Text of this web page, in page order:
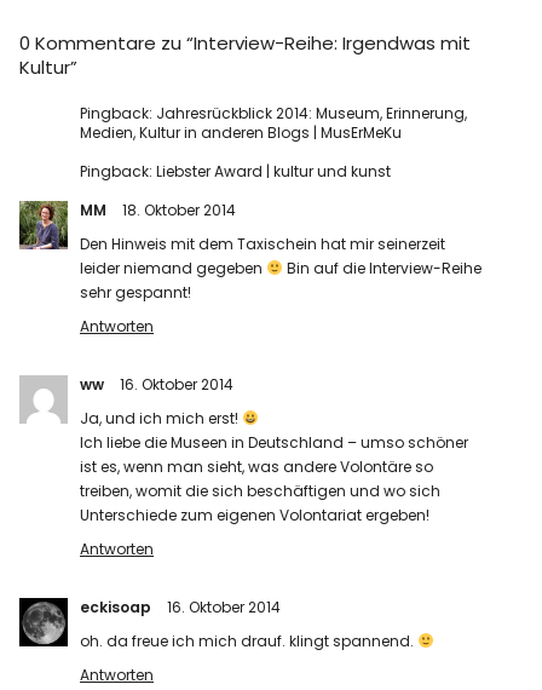
0 Kommentare zu “Interview-Reihe: Irgendwas mit
Kultur”
Pingback: Jahresrückblick 2014: Museum, Erinnerung,
Medien, Kultur in anderen Blogs | MusErMeKu
Pingback:Liebster Award | kultur und kunst
MM
18. Oktober 2014
Den Hinweis mit dem Taxischein hat mir seinerzeit
leider niemand gegeben
Bin auf die Interview-Reihe
sehr gespannt!
Antworten
ww
16. Oktober 2014
Ja, und ich mich erst!
Ich liebe die Museen in Deutschland – umso schöner
ist es, wenn man sieht, was andere Volontäre so
treiben, womit die sich beschäftigen und wo sich
Unterschiede zum eigenen Volontariat ergeben!
Antworten
eckisoap
16. Oktober 2014
oh. da freue ich mich drauf. klingt spannend.
Antworten